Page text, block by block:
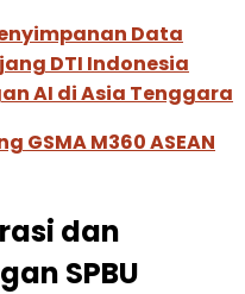
Data
DTI Indonesia
AI di Asia Tenggara
GSMA M360 ASEAN
dan
SPBU